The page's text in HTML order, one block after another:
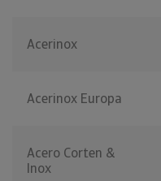
Acerinox
Acerinox Europa
Acero Corten &
Inox